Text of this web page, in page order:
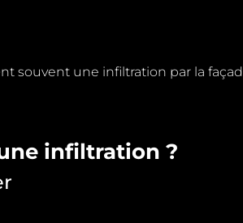
souvent une infiltration par la
infiltration ?